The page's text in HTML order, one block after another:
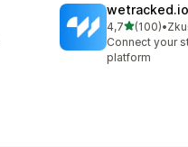
4,7z 5 hvězd
(100)
Celkový počet
•
Connect your
platform